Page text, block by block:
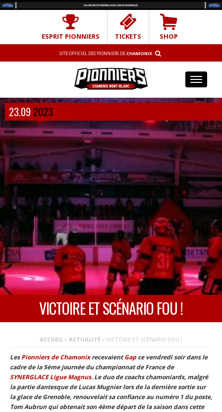
ESPRIT PIONNIERS TICKETS SHOP
SITE OFFICIEL DES PIONNIERS DECHAMONIX
Toggle
VICTOIRE ET SCÉNARIO FOU !
23.09 2023
ACCUEIL » ACTUALITÉ » VICTOIRE ET SCÉNARIO FOU !
LesPionniers de ChamonixrecevaientGap ce vendredi soir dans le
cadre de la 5ème journée du championnat de France de
SYNERGLACE Ligue Magnus. Le duo de coachs chamoniards, malgré
la partie dantesque de Lucas Mugnier lors de la dernière sortie sur
la glace de Grenoble, renouvelait sa confiance au numéro 1 du poste,
Tom Aubrun qui obtenait son 4ème départ de la saison dans cette